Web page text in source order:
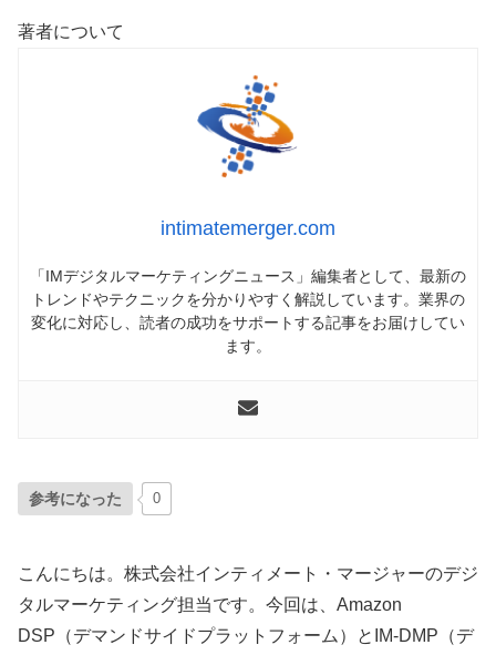
著者について
intimatemerger.com
「IMデジタルマーケティングニュース」編集者として、最新の
トレンドやテクニックを分かりやすく解説しています。業界の
変化に対応し、読者の成功をサポートする記事をお届けしてい
ます。
参考になった 0
こんにちは。株式会社インティメート・マージャーのデジ
タルマーケティング担当です。今回は、Amazon
DSP（デマンドサイドプラットフォーム）とIM-DMP（デ